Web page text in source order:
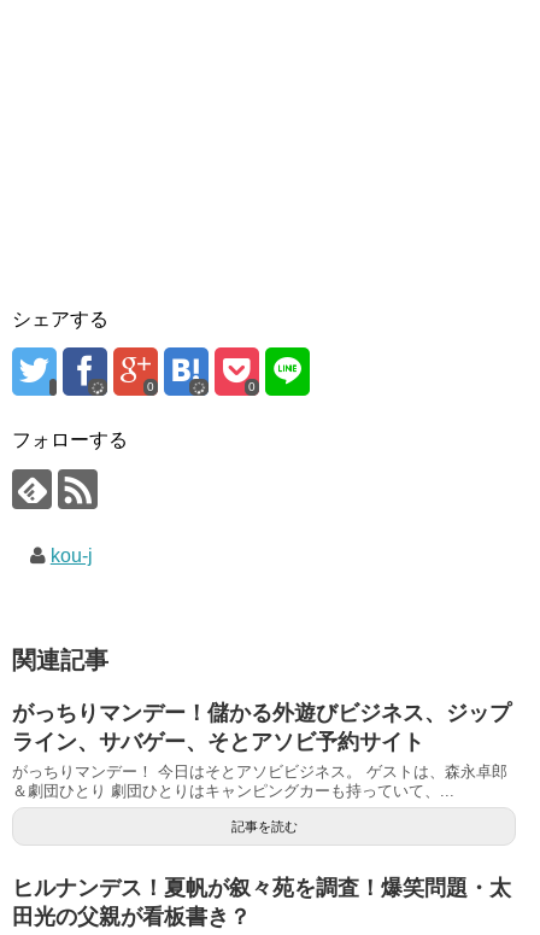
シェアする
0 0
フォローする
kou-j
関連記事
がっちりマンデー！儲かる外遊びビジネス、ジップ
ライン、サバゲー、そとアソビ予約サイト
がっちりマンデー！ 今日はそとアソビビジネス。 ゲストは、森永卓郎
＆劇団ひとり 劇団ひとりはキャンピングカーも持っていて、...
記事を読む
ヒルナンデス！夏帆が叙々苑を調査！爆笑問題・太
田光の父親が看板書き？